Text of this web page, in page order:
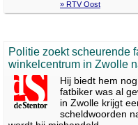
» RTV Oost
Politie zoekt scheurende
winkelcentrum in Zwolle
Hij biedt hem
fatbiker was al
in Zwolle krijgt
scheldwoorden